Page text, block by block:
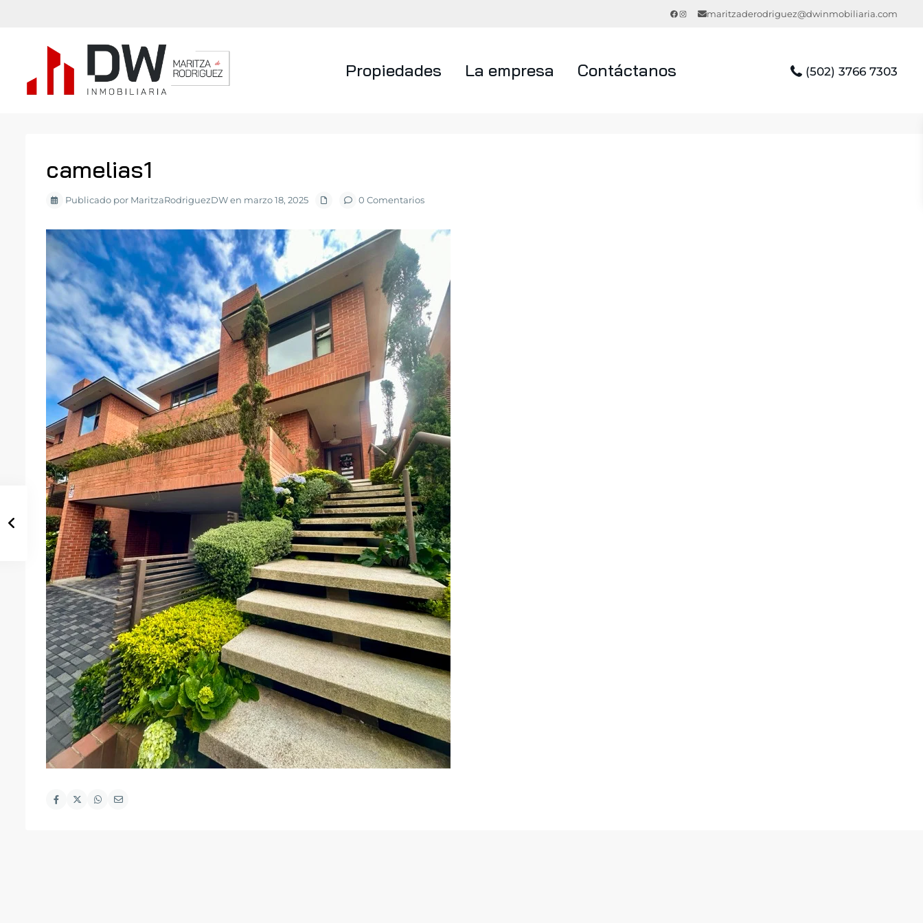
Facebook
Instagrammaritzaderodriguez@dwinmobiliaria.com
Propiedades La empresa Contáctanos (502) 3766 7303
camelias1
Publicado por MaritzaRodriguezDW en marzo 18, 2025 0 Comentarios